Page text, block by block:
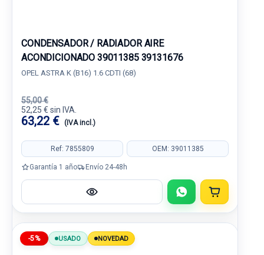
CONDENSADOR / RADIADOR AIRE
ACONDICIONADO 39011385 39131676
OPEL ASTRA K (B16) 1.6 CDTI (68)
55,00 €
52,25 € sin IVA.
63,22 € (IVA incl.)
Ref: 7855809 OEM: 39011385
Garantía 1 año Envío 24-48h
-5% USADO NOVEDAD